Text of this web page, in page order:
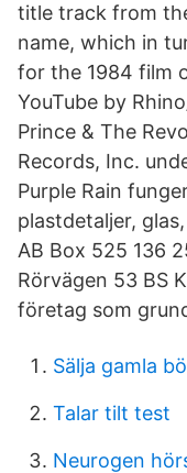
title track from
name, which in
for the 1984 film
YouTube by
Prince & The
Records, Inc.
Purple Rain
plastdetaljer,
AB Box 525 136
Rörvägen 53 BS
företag som
Sälja gamla
Talar tilt test
Neurogen